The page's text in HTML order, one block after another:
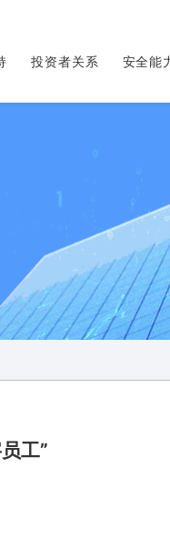
投资者关系 安全能
工”